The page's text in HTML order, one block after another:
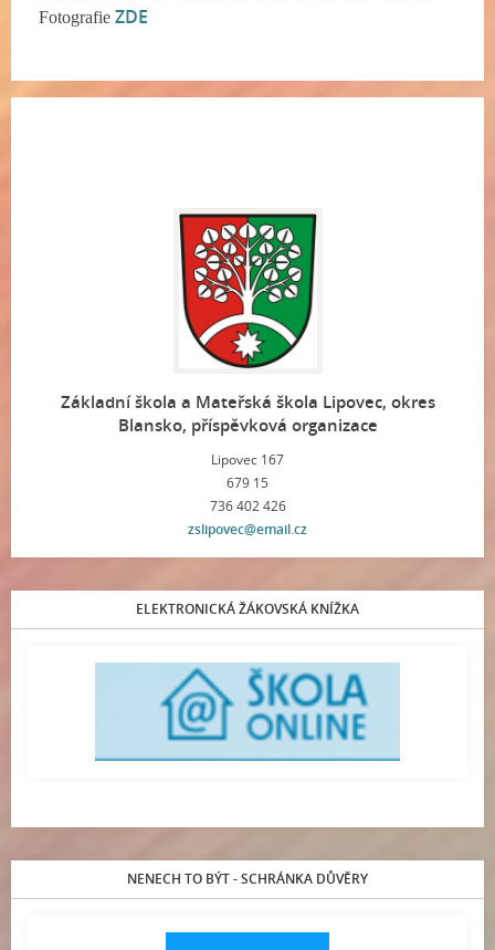
Fotografie ZDE
Základní škola a Mateřská škola Lipovec, okres
Blansko, příspěvková organizace
Lipovec 167
679 15
736 402 426
zslipovec@email.cz
ELEKTRONICKÁ ŽÁKOVSKÁ KNÍŽKA
NENECH TO BÝT - SCHRÁNKA DŮVĚRY